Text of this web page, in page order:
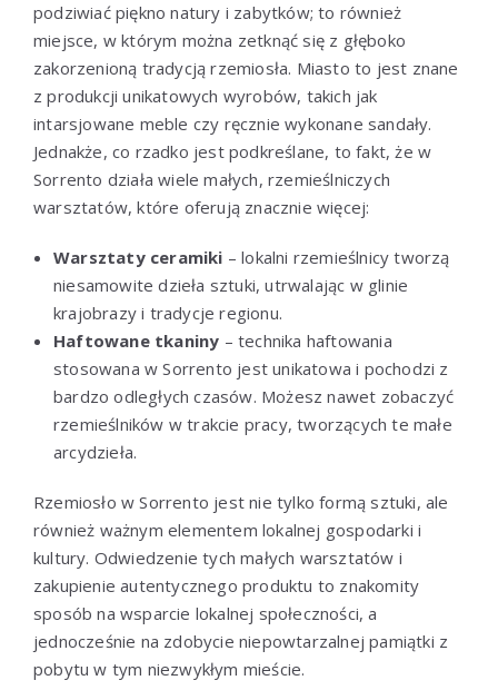
podziwiać piękno natury i zabytków; to również
miejsce, w którym można zetknąć się z głęboko
zakorzenioną tradycją rzemiosła. Miasto to jest znane
z produkcji unikatowych wyrobów, takich jak
intarsjowane meble czy ręcznie wykonane sandały.
Jednakże, co rzadko jest podkreślane, to fakt, że w
Sorrento działa wiele małych, rzemieślniczych
warsztatów, które oferują znacznie więcej:
Warsztaty ceramiki – lokalni rzemieślnicy tworzą
niesamowite dzieła sztuki, utrwalając w glinie
krajobrazy i tradycje regionu.
Haftowane tkaniny – technika haftowania
stosowana w Sorrento jest unikatowa i pochodzi z
bardzo odległych czasów. Możesz nawet zobaczyć
rzemieślników w trakcie pracy, tworzących te małe
arcydzieła.
Rzemiosło w Sorrento jest nie tylko formą sztuki, ale
również ważnym elementem lokalnej gospodarki i
kultury. Odwiedzenie tych małych warsztatów i
zakupienie autentycznego produktu to znakomity
sposób na wsparcie lokalnej społeczności, a
jednocześnie na zdobycie niepowtarzalnej pamiątki z
pobytu w tym niezwykłym mieście.